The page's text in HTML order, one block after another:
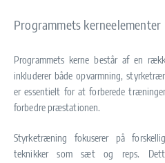
Programmets kerneelementer
Programmets kerne består af en
inkluderer både opvarmning,
er essentielt for at forberede
forbedre præstationen.
Styrketræning fokuserer på
teknikker som sæt og reps.